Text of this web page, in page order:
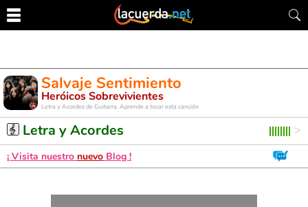
Salvaje Sentimiento
Heróicos Sobrevivientes
Letra y Acordes de Guitarra. Aprende a tocar esta canción
Letra y Acordes
¡ Visita nuestro nuevo Blog !